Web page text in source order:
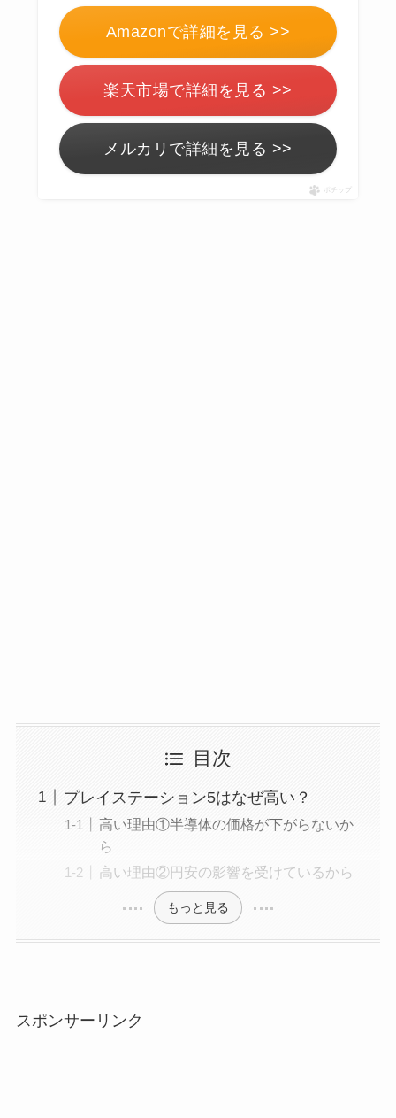
Amazonで詳細を見る >>
楽天市場で詳細を見る >>
メルカリで詳細を見る >>
ポチップ
目次
プレイステーション5はなぜ高い？
高い理由①半導体の価格が下がらないか
ら
高い理由②円安の影響を受けているから
もっと見る
スポンサーリンク